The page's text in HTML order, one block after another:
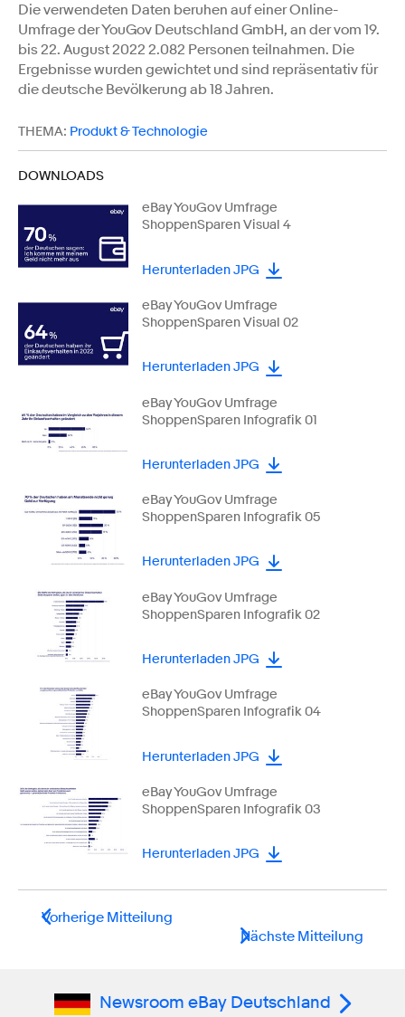
Die verwendeten Daten beruhen auf einer Online-
Umfrage der YouGov Deutschland GmbH, an der vom 19.
bis 22. August 2022 2.082 Personen teilnahmen. Die
Ergebnisse wurden gewichtet und sind repräsentativ für
die deutsche Bevölkerung ab 18 Jahren.
THEMA: Produkt & Technologie
DOWNLOADS
eBay YouGov Umfrage
ShoppenSparen Visual 4
Herunterladen JPG
eBay YouGov Umfrage
ShoppenSparen Visual 02
Herunterladen JPG
eBay YouGov Umfrage
ShoppenSparen Infografik 01
Herunterladen JPG
eBay YouGov Umfrage
ShoppenSparen Infografik 05
Herunterladen JPG
eBay YouGov Umfrage
ShoppenSparen Infografik 02
Herunterladen JPG
eBay YouGov Umfrage
ShoppenSparen Infografik 04
Herunterladen JPG
eBay YouGov Umfrage
ShoppenSparen Infografik 03
Herunterladen JPG
Vorherige Mitteilung
Nächste Mitteilung
Newsroom eBay Deutschland